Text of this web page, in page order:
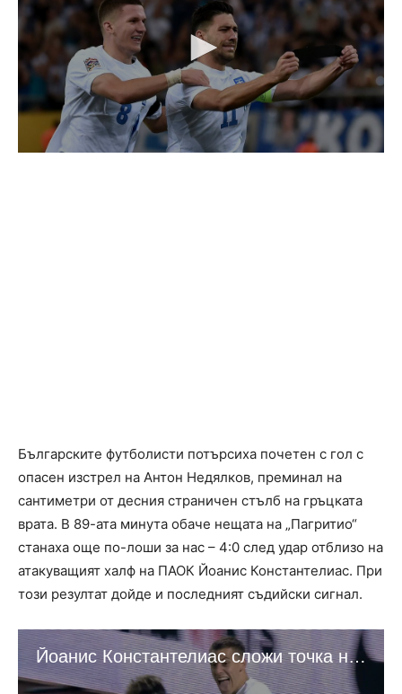
Българските футболисти потърсиха почетен с гол с
опасен изстрел на Антон Недялков, преминал на
сантиметри от десния страничен стълб на гръцката
врата. В 89-ата минута обаче нещата на „Пагритио“
станаха още по-лоши за нас – 4:0 след удар отблизо на
атакуващият халф на ПАОК Йоанис Константелиас. При
този резултат дойде и последният съдийски сигнал.